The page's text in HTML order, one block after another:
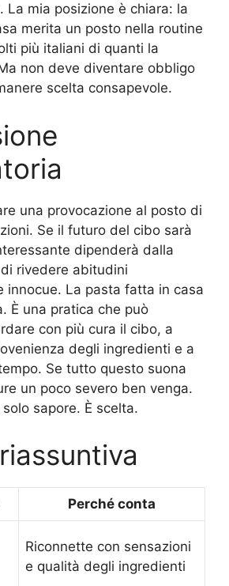
La mia posizione è chiara: la
merita un posto nella routine
più italiani di quanti la
non deve diventare obbligo
scelta consapevole.
una provocazione al posto di
Se il futuro del cibo sarà
dipenderà dalla
rivedere abitudini
innocue. La pasta fatta in casa
È una pratica che può
con più cura il cibo, a
degli ingredienti e a
Se tutto questo suona
un poco severo ben venga.
sapore. È scelta.
Perché conta
Riconnette con sensazioni
e qualità degli ingredienti